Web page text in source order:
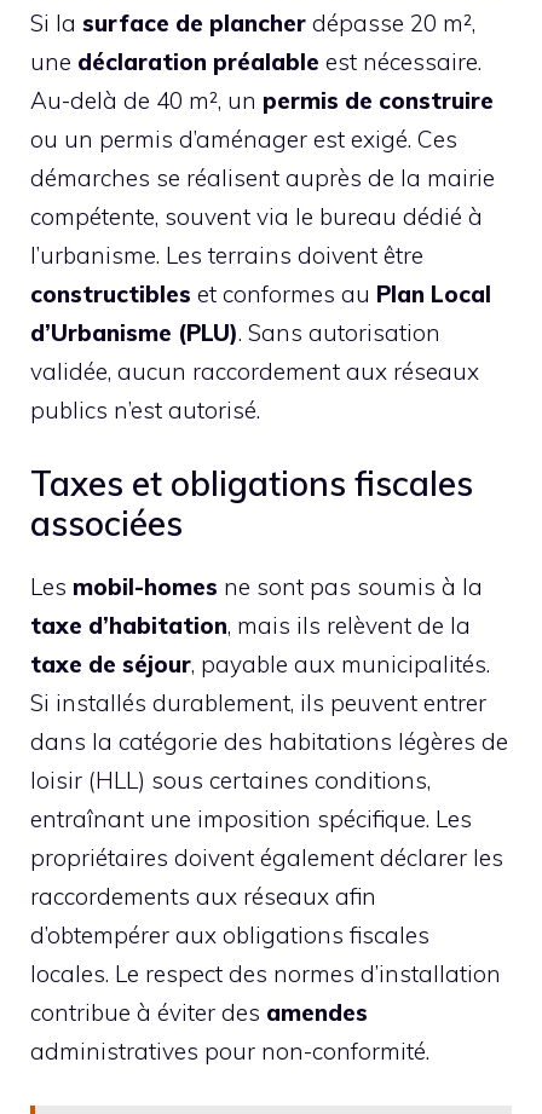
Si la surface de plancher dépasse 20 m²,
une déclaration préalable est nécessaire.
Au-delà de 40 m², un permis de construire
ou un permis d’aménager est exigé. Ces
démarches se réalisent auprès de la mairie
compétente, souvent via le bureau dédié à
l’urbanisme. Les terrains doivent être
constructibles et conformes au Plan Local
d’Urbanisme (PLU). Sans autorisation
validée, aucun raccordement aux réseaux
publics n’est autorisé.
Taxes et obligations fiscales
associées
Les mobil-homes ne sont pas soumis à la
taxe d’habitation, mais ils relèvent de la
taxe de séjour, payable aux municipalités.
Si installés durablement, ils peuvent entrer
dans la catégorie des habitations légères de
loisir (HLL) sous certaines conditions,
entraînant une imposition spécifique. Les
propriétaires doivent également déclarer les
raccordements aux réseaux afin
d’obtempérer aux obligations fiscales
locales. Le respect des normes d’installation
contribue à éviter des amendes
administratives pour non-conformité.